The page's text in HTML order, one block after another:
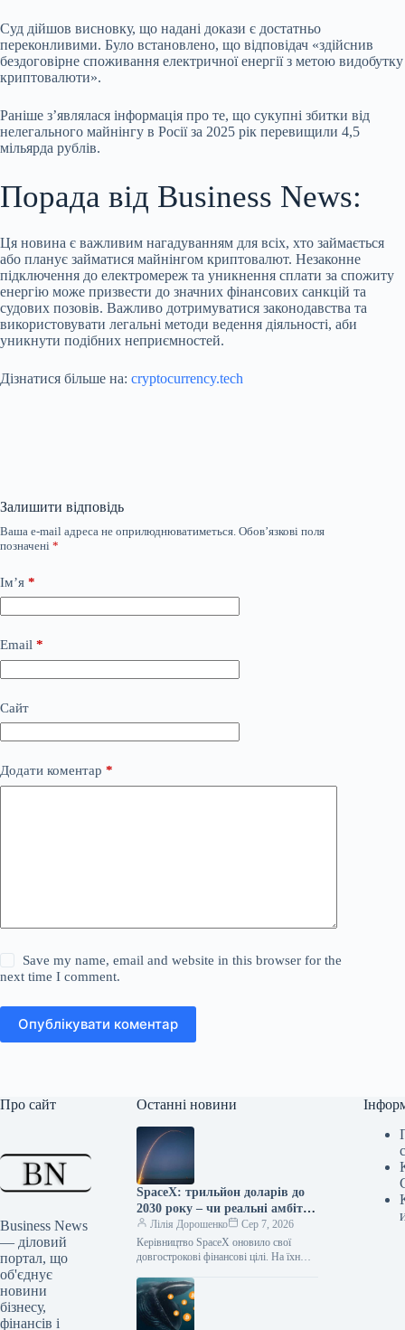
Суд дійшов висновку, що надані докази є достатньо
переконливими. Було встановлено, що відповідач «здійснив
бездоговірне споживання електричної енергії з метою видобутку
криптовалюти».
Раніше з’являлася інформація про те, що сукупні збитки від
нелегального майнінгу в Росії за 2025 рік перевищили 4,5
мільярда рублів.
Порада від Business News:
Ця новина є важливим нагадуванням для всіх, хто займається
або планує займатися майнінгом криптовалют. Незаконне
підключення до електромереж та уникнення сплати за спожиту
енергію може призвести до значних фінансових санкцій та
судових позовів. Важливо дотримуватися законодавства та
використовувати легальні методи ведення діяльності, аби
уникнути подібних неприємностей.
Дізнатися більше на: cryptocurrency.tech
Залишити відповідь
Ваша e-mail адреса не оприлюднюватиметься. Обов’язкові поля
позначені *
Ім’я *
Email *
Сайт
Додати коментар *
Save my name, email and website in this browser for the
next time I comment.
Опублікувати коментар
Про сайт
Business News
— діловий
портал, що
об'єднує
новини
бізнесу,
фінансів і
Останні новини
SpaceX: трильйон доларів до
2030 року – чи реальні амбітні
плани Маска?
Лілія Дорошенко
Сер 7, 2026
Керівництво SpaceX оновило свої
довгострокові фінансові цілі. На їхню
сягнути $1 трлн вже до 2030…